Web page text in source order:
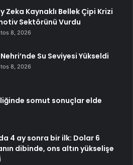
Zeka Kaynaklı Bellek Çipi Krizi
Sektörünü Vurdu
8, 2026
Su Seviyesi Yükseldi
8, 2026
somut sonuçlar elde
4 ay sonra bir ilk: Dolar 6
dibinde, ons altın yükselişe